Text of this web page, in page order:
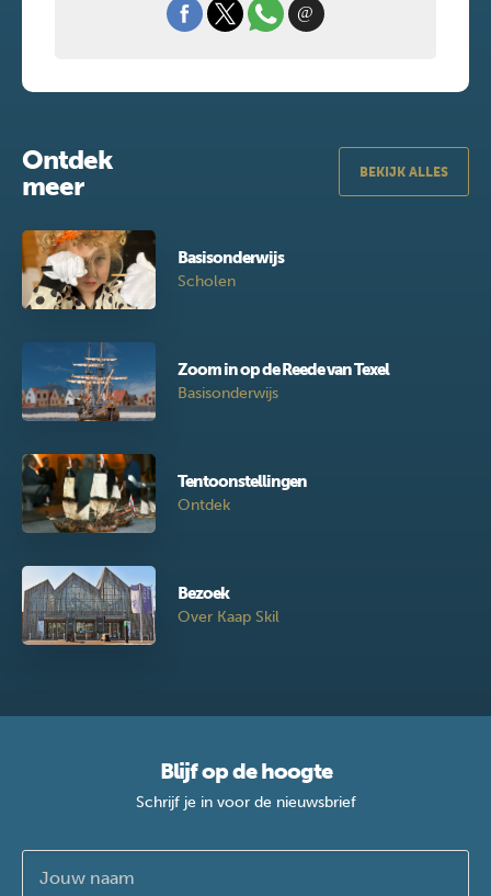
Ontdek
meer
BEKIJK ALLES
Basisonderwijs
Scholen
Zoom in op de Reede van Texel
Basisonderwijs
Tentoonstellingen
Ontdek
Bezoek
Over Kaap Skil
Blijf op de hoogte
Schrijf je in voor de nieuwsbrief